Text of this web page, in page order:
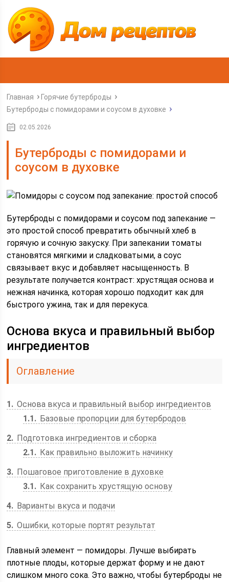
Главная
Горячие бутерброды
Бутерброды с помидорами и соусом в духовке
02.05.2026
Бутерброды с помидорами и
соусом в духовке
Бутерброды с помидорами и соусом под запекание —
это простой способ превратить обычный хлеб в
горячую и сочную закуску. При запекании томаты
становятся мягкими и сладковатыми, а соус
связывает вкус и добавляет насыщенность. В
результате получается контраст: хрустящая основа и
нежная начинка, которая хорошо подходит как для
быстрого ужина, так и для перекуса.
Основа вкуса и правильный выбор
ингредиентов
Оглавление
1
Основа вкуса и правильный выбор ингредиентов
1.1
Базовые пропорции для бутербродов
2
Подготовка ингредиентов и сборка
2.1
Как правильно выложить начинку
3
Пошаговое приготовление в духовке
3.1
Как сохранить хрустящую основу
4
Варианты вкуса и подачи
5 Ошибки, которые портят результат
Главный элемент — помидоры. Лучше выбирать
плотные плоды, которые держат форму и не дают
слишком много сока. Это важно, чтобы бутерброды не